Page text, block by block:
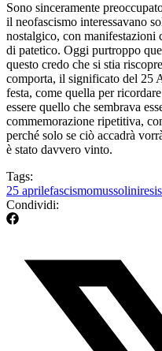
Sono sinceramente
il neofascismo interessavano
nostalgico, con manifestazioni
di patetico. Oggi purtroppo
questo credo che si stia
comporta, il significato del 25
festa, come quella per
essere quello che sembrava
commemorazione ripetitiva,
perché solo se ciò accadrà
è stato davvero vinto.
Tags:
25 aprilefascismomussolini
Condividi: